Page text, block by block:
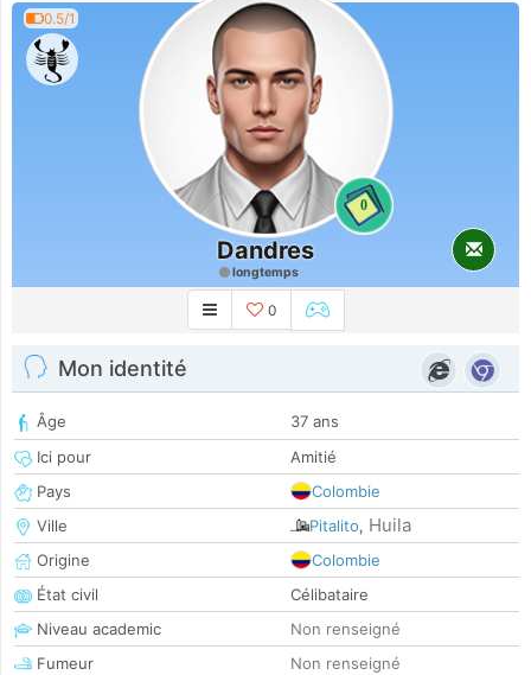
0.5/1
0
Dandres
longtemps
0
Mon identité
Âge
37 ans
Ici pour
Amitié
Pays
Colombie
Ville
Pitalito, Huila
Origine
Colombie
État civil
Célibataire
Niveau academic
Non renseigné
Fumeur
Non renseigné